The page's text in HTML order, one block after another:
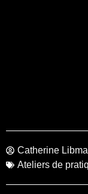
Catherine
Ateliers de